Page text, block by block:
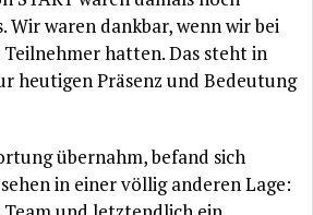
Wir waren dankbar, wenn wir bei
hatten. Das steht in
heutigen Präsenz und Bedeutung
übernahm, befand sich
in einer völlig anderen Lage: